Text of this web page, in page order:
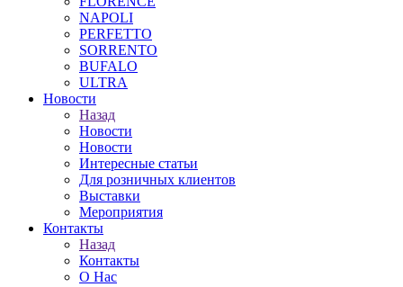
NAPOLI
PERFETTO
SORRENTO
BUFALO
ULTRA
Новости
Назад
Новости
Новости
Интересные статьи
Для розничных клиентов
Выставки
Мероприятия
Контакты
Назад
Контакты
О Нас